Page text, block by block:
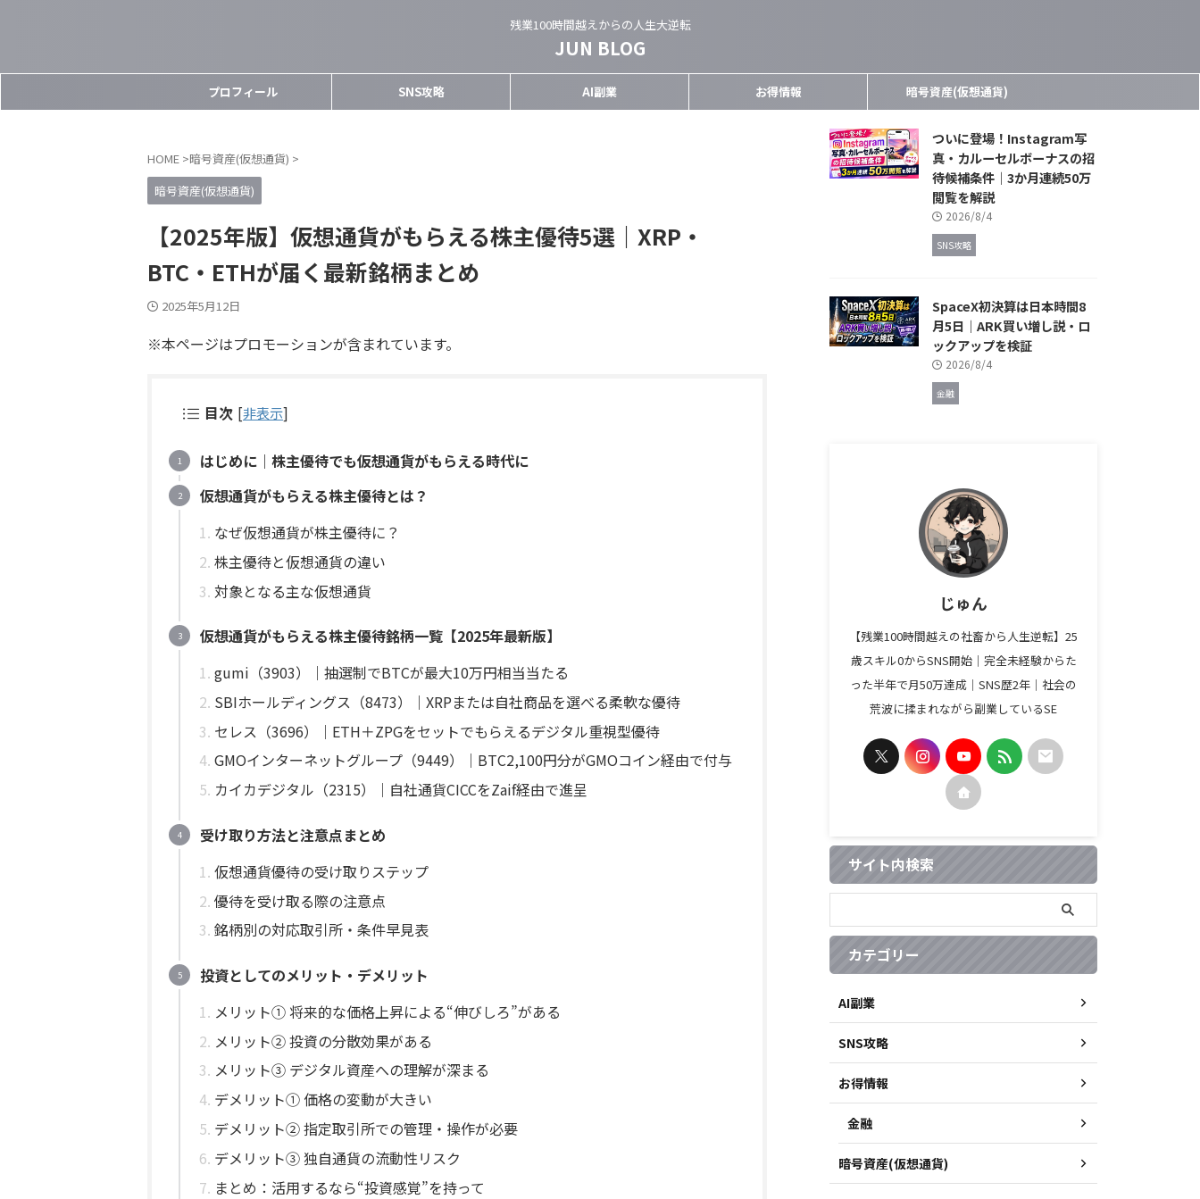
残業100時間越えからの人生大逆転
JUN BLOG
プロフィール SNS攻略 AI副業 お得情報 暗号資産(仮想通貨)
HOME >暗号資産(仮想通貨) >
暗号資産(仮想通貨)
【2025年版】仮想通貨がもらえる株主優待5選｜XRP・
BTC・ETHが届く最新銘柄まとめ
2025年5月12日
※本ページはプロモーションが含まれています。
目次 [非表示]
はじめに｜株主優待でも仮想通貨がもらえる時代に
仮想通貨がもらえる株主優待とは？
なぜ仮想通貨が株主優待に？
株主優待と仮想通貨の違い
対象となる主な仮想通貨
仮想通貨がもらえる株主優待銘柄一覧【2025年最新版】
gumi（3903）｜抽選制でBTCが最大10万円相当当たる
SBIホールディングス（8473）｜XRPまたは自社商品を選べる柔軟な優待
セレス（3696）｜ETH＋ZPGをセットでもらえるデジタル重視型優待
GMOインターネットグループ（9449）｜BTC2,100円分がGMOコイン経由で付与
カイカデジタル（2315）｜自社通貨CICCをZaif経由で進呈
受け取り方法と注意点まとめ
仮想通貨優待の受け取りステップ
優待を受け取る際の注意点
銘柄別の対応取引所・条件早見表
投資としてのメリット・デメリット
メリット① 将来的な価格上昇による“伸びしろ”がある
メリット② 投資の分散効果がある
メリット③ デジタル資産への理解が深まる
デメリット① 価格の変動が大きい
デメリット② 指定取引所での管理・操作が必要
デメリット③ 独自通貨の流動性リスク
まとめ：活用するなら“投資感覚”を持って
ついに登場！Instagram写
真・カルーセルボーナスの招
待候補条件｜3か月連続50万
閲覧を解説
2026/8/4
SNS攻略
SpaceX初決算は日本時間8
月5日｜ARK買い増し説・ロ
ックアップを検証
2026/8/4
金融
じゅん
【残業100時間越えの社畜から人生逆転】25
歳スキル0からSNS開始｜完全未経験からた
った半年で月50万達成｜SNS歴2年｜社会の
荒波に揉まれながら副業しているSE
サイト内検索
カテゴリー
AI副業
SNS攻略
お得情報
金融
暗号資産(仮想通貨)